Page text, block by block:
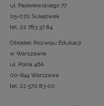
ul. Paderewskiego 77
05-070 Sulejówek
tel. 22 783 37 84
Ośrodek Rozwoju Edukacji
w Warszawie
ul. Polna 46A
00-644 Warszawa
tel. 22 570 83 00